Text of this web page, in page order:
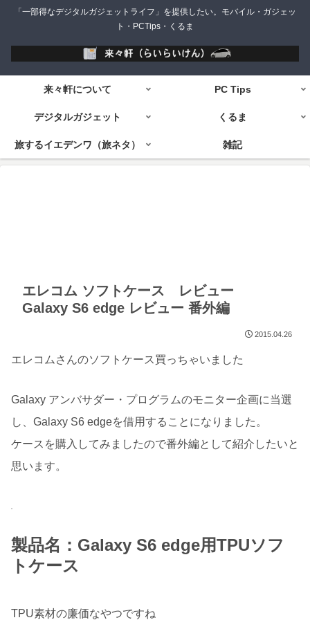
「一部得なデジタルガジェットライフ」を提供したい。モバイル・ガジェッ
ト・PCTips・くるま
来々軒について PC Tips
デジタルガジェット くるま
旅するイエデンワ（旅ネタ） 雑記
エレコム ソフトケース レビュー
Galaxy S6 edge レビュー 番外編
2015.04.26
エレコムさんのソフトケース買っちゃいました
Galaxy アンバサダー・プログラムのモニター企画に当選
し、Galaxy S6 edgeを借用することになりました。
ケースを購入してみましたので番外編として紹介したいと
思います。
製品名：Galaxy S6 edge用TPUソフ
トケース
TPU素材の廉価なやつですね